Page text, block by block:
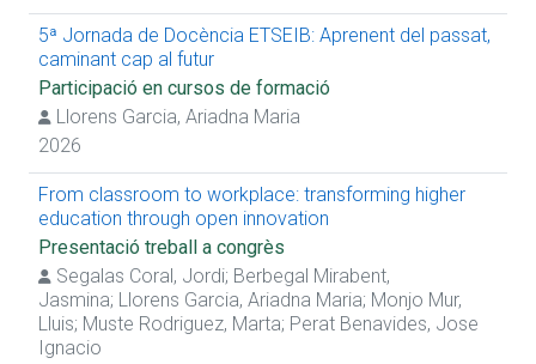
5ª Jornada de Docència ETSEIB: Aprenent del passat,
caminant cap al futur
Participació en cursos de formació
Llorens Garcia, Ariadna Maria
2026
From classroom to workplace: transforming higher
education through open innovation
Presentació treball a congrès
Segalas Coral, Jordi; Berbegal Mirabent,
Jasmina; Llorens Garcia, Ariadna Maria; Monjo Mur,
Lluis; Muste Rodriguez, Marta; Perat Benavides, Jose
Ignacio